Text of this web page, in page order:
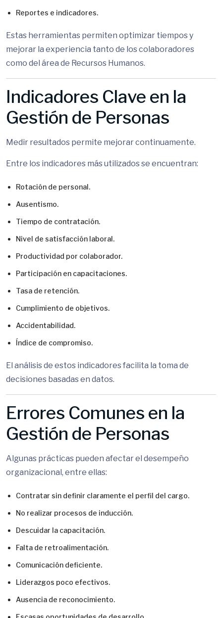
Reportes e indicadores.
Estas herramientas permiten optimizar tiempos y
mejorar la experiencia tanto de los colaboradores
como del área de Recursos Humanos.
Indicadores Clave en la
Gestión de Personas
Medir resultados permite mejorar continuamente.
Entre los indicadores más utilizados se encuentran:
Rotación de personal.
Ausentismo.
Tiempo de contratación.
Nivel de satisfacción laboral.
Productividad por colaborador.
Participación en capacitaciones.
Tasa de retención.
Cumplimiento de objetivos.
Accidentabilidad.
Índice de compromiso.
El análisis de estos indicadores facilita la toma de
decisiones basadas en datos.
Errores Comunes en la
Gestión de Personas
Algunas prácticas pueden afectar el desempeño
organizacional, entre ellas:
Contratar sin definir claramente el perfil del cargo.
No realizar procesos de inducción.
Descuidar la capacitación.
Falta de retroalimentación.
Comunicación deficiente.
Liderazgos poco efectivos.
Ausencia de reconocimiento.